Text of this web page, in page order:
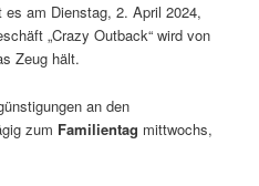
am Dienstag, 2. April 2024,
„Crazy Outback“ wird von
Zeug hält.
an den
zum Familientag mittwochs,